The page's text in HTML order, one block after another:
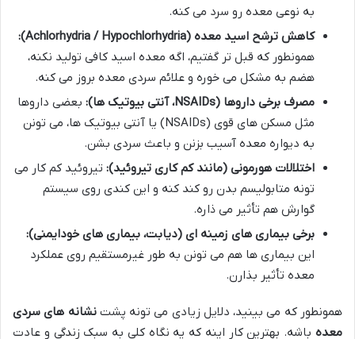
به نوعی معده رو سرد می کنه.
کاهش ترشح اسید معده (Achlorhydria / Hypochlorhydria):
همونطور که قبل تر گفتیم، اگه معده اسید کافی تولید نکنه،
هضم به مشکل می خوره و علائم سردی معده بروز می کنه.
مصرف برخی داروها (NSAIDs، آنتی بیوتیک ها):
بعضی داروها
مثل مسکن های قوی (NSAIDs) یا آنتی بیوتیک ها، می تونن
به دیواره معده آسیب بزنن و باعث سردی بشن.
اختلالات هورمونی (مانند کم کاری تیروئید): تیروئید کم کار می
تونه متابولیسم بدن رو کند کنه و این کندی روی سیستم
گوارش هم تأثیر می ذاره.
برخی بیماری های زمینه ای (دیابت، بیماری های خودایمنی):
این بیماری ها هم می تونن به طور غیرمستقیم روی عملکرد
معده تأثیر بذارن.
همونطور که می بینید، دلایل زیادی می تونه پشتنشانه های سردی
معده باشه. بهترین کار اینه که یه نگاه کلی به سبک زندگی و عادت